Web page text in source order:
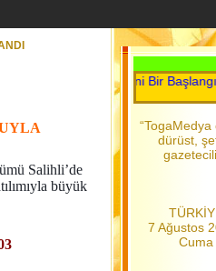
Salihli’de
büyük
Her Gün Yeni Bir
“TogaMedya
dürüst,
7 Ağustos
Cuma